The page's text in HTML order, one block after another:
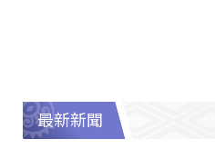
最新新聞